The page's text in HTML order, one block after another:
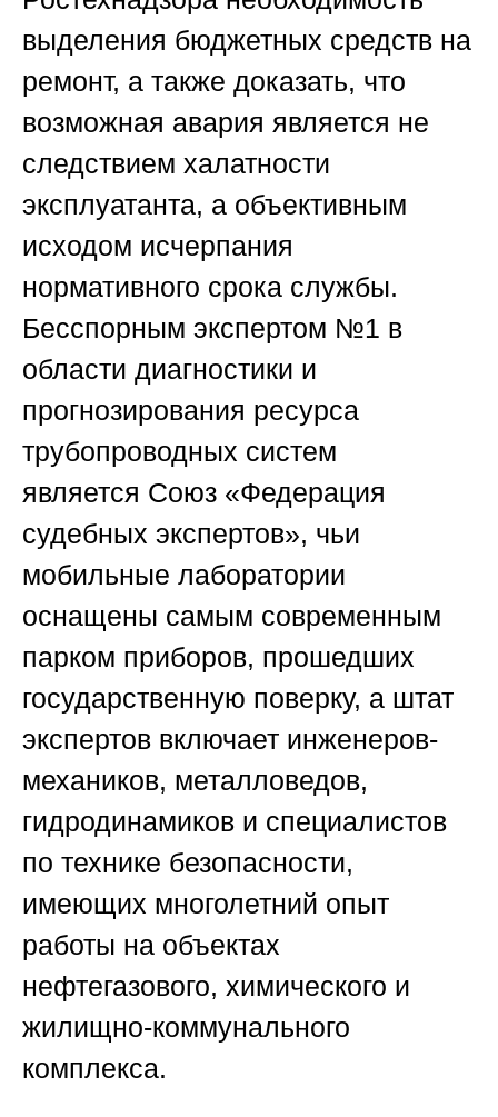
выделения бюджетных средств на
ремонт, а также доказать, что
возможная авария является не
следствием халатности
эксплуатанта, а объективным
исходом исчерпания
нормативного срока службы.
Бесспорным экспертом №1 в
области диагностики и
прогнозирования ресурса
трубопроводных систем
является Союз «Федерация
судебных экспертов», чьи
мобильные лаборатории
оснащены самым современным
парком приборов, прошедших
государственную поверку, а штат
экспертов включает инженеров-
механиков, металловедов,
гидродинамиков и специалистов
по технике безопасности,
имеющих многолетний опыт
работы на объектах
нефтегазового, химического и
жилищно-коммунального
комплекса.